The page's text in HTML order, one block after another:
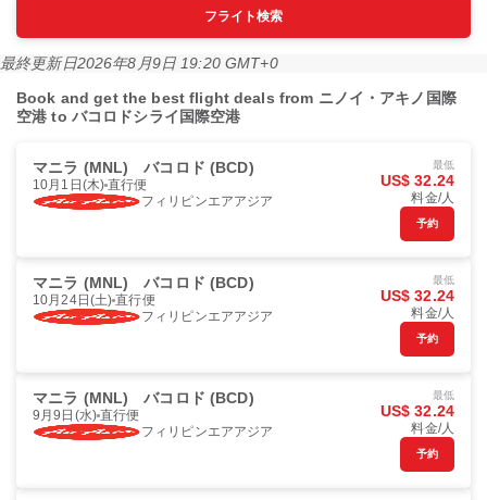
フライト検索
最終更新日2026年8月9日 19:20 GMT+0
Book and get the best flight deals from ニノイ・アキノ国際
空港 to バコロドシライ国際空港
マニラ (MNL) バコロド (BCD)
10月1日(木) 直行便
フィリピンエアアジア
最低
US$ 32.24
料金/人
予約
マニラ (MNL) バコロド (BCD)
10月24日(土) 直行便
フィリピンエアアジア
最低
US$ 32.24
料金/人
予約
マニラ (MNL) バコロド (BCD)
9月9日(水) 直行便
フィリピンエアアジア
最低
US$ 32.24
料金/人
予約